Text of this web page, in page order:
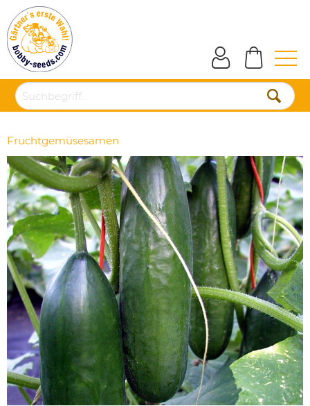
Fruchtgemüsesamen